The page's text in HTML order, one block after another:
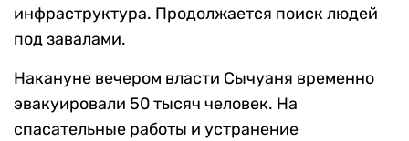
инфраструктура. Продолжается поиск людей
под завалами.
Накануне вечером власти Сычуаня временно
эвакуировали 50 тысяч человек. На
спасательные работы и устранение